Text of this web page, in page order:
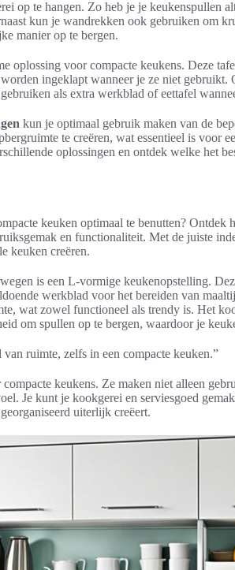
op te hangen. Zo heb je je keukenspullen
kun je wandrekken ook gebruiken om
manier op te bergen.
oplossing voor compacte keukens. Deze
ingeklapt wanneer je ze niet gebruikt.
als extra werkblad of eettafel
kun je optimaal gebruik maken van de
te creëren, wat essentieel is voor
oplossingen en ontdek welke het
keuken optimaal te benutten? Ontdek
en functionaliteit. Met de juiste
keuken creëren.
is een L-vormige keukenopstelling.
werkblad voor het bereiden van
wat zowel functioneel als trendy is. Het
om spullen op te bergen, waardoor je
ruimte, zelfs in een compacte keuken.”
keukens. Ze maken niet alleen
Je kunt je kookgerei en serviesgoed
uiterlijk creëert.